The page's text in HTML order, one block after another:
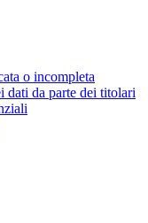
o incompleta
dati da parte dei titolari